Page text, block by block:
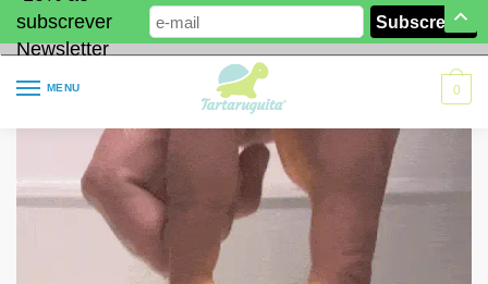
subscrever
Newsletter
MENU 0